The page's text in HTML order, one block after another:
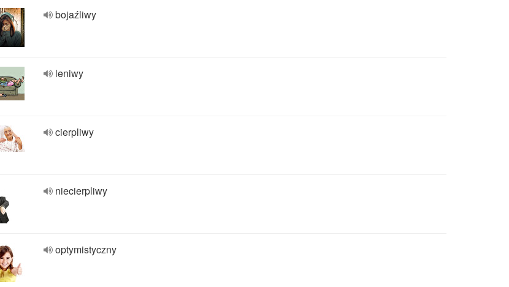
bojaźliwy
leniwy
cierpliwy
niecierpliwy
optymistyczny